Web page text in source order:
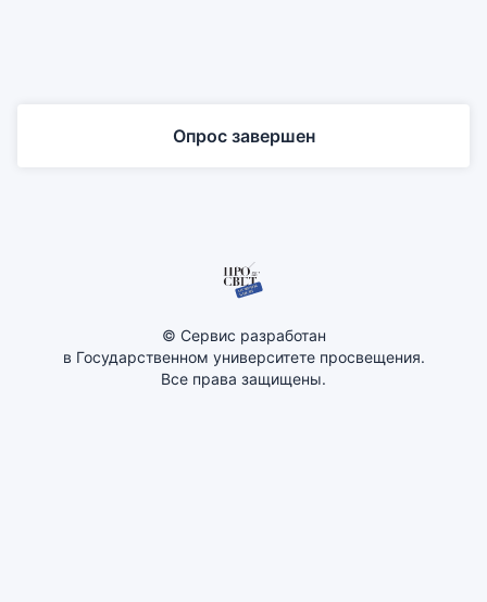
Опрос завершен
© Сервис разработан
в Государственном университете просвещения.
Все права защищены.